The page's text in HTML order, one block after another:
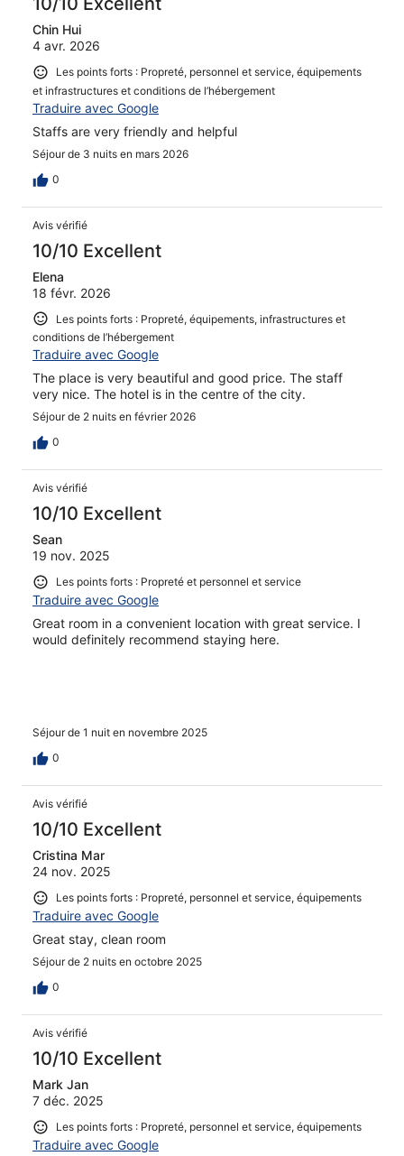
Chin Hui
4 avr. 2026
Les points forts : Propreté, personnel et service, équipements
et infrastructures et conditions de l’hébergement
Traduire avec Google
Staffs are very friendly and helpful
Séjour de 3 nuits en mars 2026
0
Avis vérifié
10/10 Excellent
Elena
18 févr. 2026
Les points forts : Propreté, équipements, infrastructures et
conditions de l’hébergement
Traduire avec Google
The place is very beautiful and good price. The staff
very nice. The hotel is in the centre of the city.
Séjour de 2 nuits en février 2026
0
Avis vérifié
10/10 Excellent
Sean
19 nov. 2025
Les points forts : Propreté et personnel et service
Traduire avec Google
Great room in a convenient location with great service. I
would definitely recommend staying here.
Séjour de 1 nuit en novembre 2025
0
Avis vérifié
10/10 Excellent
Cristina Mar
24 nov. 2025
Les points forts : Propreté, personnel et service, équipements
Traduire avec Google
Great stay, clean room
Séjour de 2 nuits en octobre 2025
0
Avis vérifié
10/10 Excellent
Mark Jan
7 déc. 2025
Les points forts : Propreté, personnel et service, équipements
Traduire avec Google